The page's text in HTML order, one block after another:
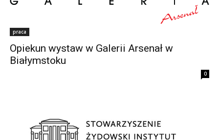
praca
Opiekun wystaw w Galerii Arsenał w
Białymstoku
0